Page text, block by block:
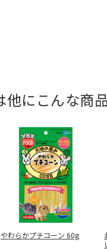
にこんな商
やわらかプチコーン 60g